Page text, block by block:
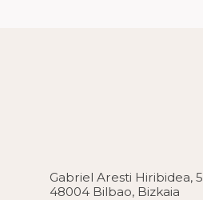
Gabriel Aresti Hiribidea, 5
48004 Bilbao, Bizkaia